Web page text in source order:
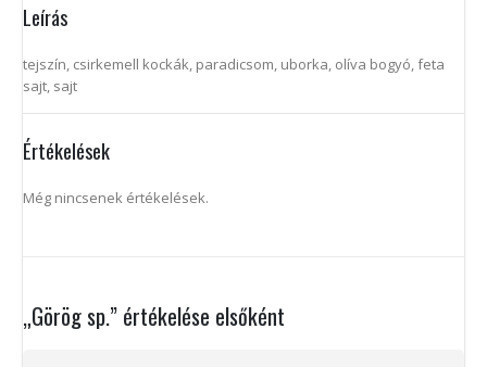
Leírás
tejszín, csirkemell kockák, paradicsom, uborka, olíva bogyó, feta
sajt, sajt
Értékelések
Még nincsenek értékelések.
„Görög sp.” értékelése elsőként